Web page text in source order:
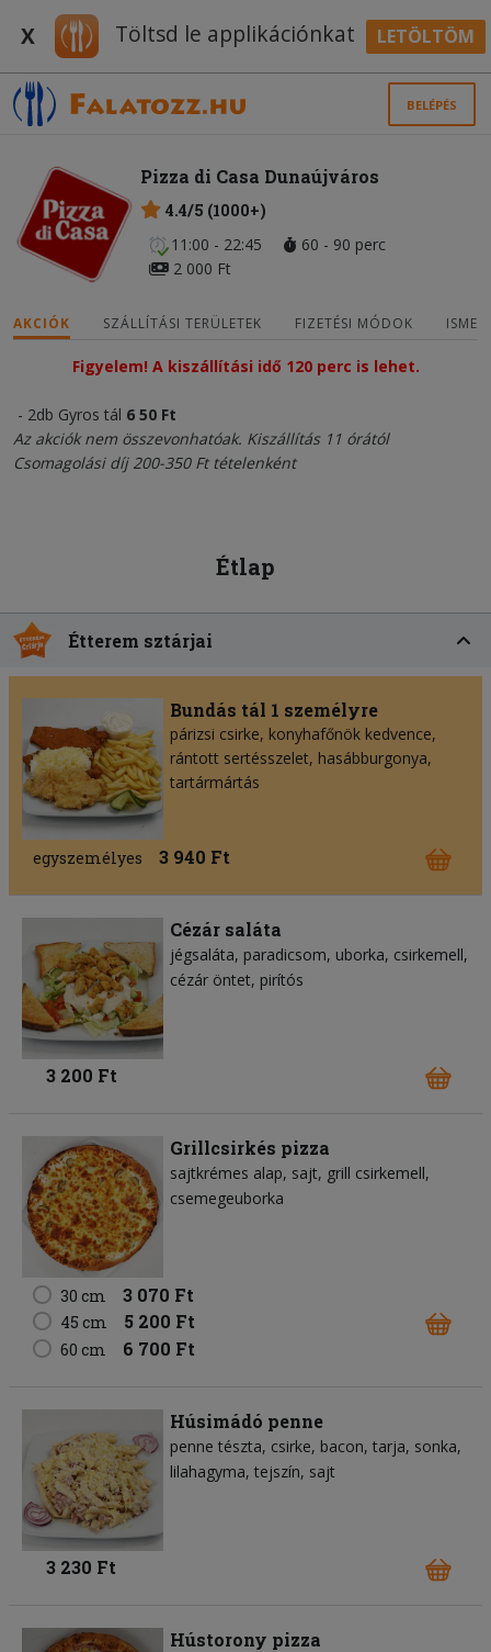
X Töltsd le applikációnkat LETÖLTÖM
BELÉPÉS
Pizza di Casa Dunaújváros
4.4/5 (1000+)
11:00 - 22:45
60 - 90 perc
2 000 Ft
AKCIÓK SZÁLLÍTÁSI TERÜLETEK FIZETÉSI MÓDOK
Figyelem! A kiszállítási idő 120 perc is lehet.
- 2db Gyros tál 6 50 Ft
Az akciók nem összevonhatóak. Kiszállítás 11 órától
Csomagolási díj 200-350 Ft tételenként
Étlap
Étterem sztárjai
Bundás tál 1 személyre
párizsi csirke, konyhafőnök kedvence,
rántott sertésszelet, hasábburgonya,
tartármártás
egyszemélyes 3 940 Ft
Cézár saláta
jégsaláta paradicsom uborka csirkemell
cézár öntet pirítós
3 200 Ft
Grillcsirkés pizza
sajtkrémes alap sajt grill csirkemell
csemegeuborka
30 cm 3 070 Ft
45 cm 5 200 Ft
60 cm 6 700 Ft
Húsimádó penne
penne tészta csirke bacon tarja sonka
lilahagyma tejszín sajt
3 230 Ft
Hústorony pizza